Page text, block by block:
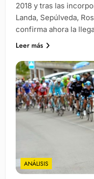
2018 y tras las
Landa, Sepúlveda,
confirma ahora la
Leer más
ANÁLISIS